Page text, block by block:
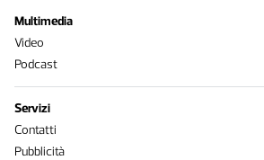
Multimedia
Video
Podcast
Servizi
Contatti
Pubblicità